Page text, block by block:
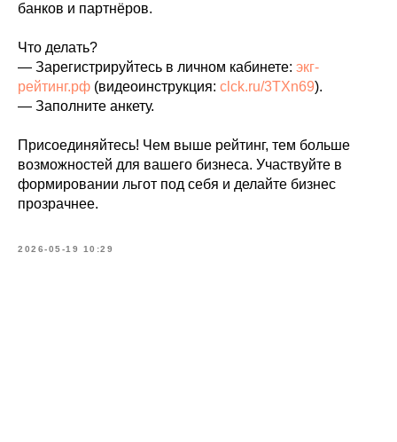
банков и партнёров.
Что делать?
— Зарегистрируйтесь в личном кабинете: экг-
рейтинг.рф (видеоинструкция: clck.ru/3TXn69).
— Заполните анкету.
Присоединяйтесь! Чем выше рейтинг, тем больше
возможностей для вашего бизнеса. Участвуйте в
формировании льгот под себя и делайте бизнес
прозрачнее.
2026-05-19 10:29